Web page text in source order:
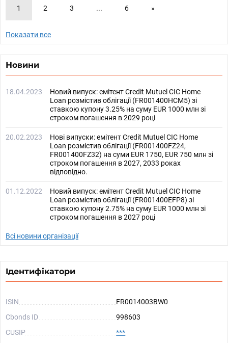
1 2 3 ... 6 »
Показати все
Новини
18.04.2023
Новий випуск: емітент Credit Mutuel CIC Home
Loan розмістив облігації (FR001400HCM5) зі
ставкою купону 3.25% на суму EUR 1000 млн зі
строком погашення в 2029 році
20.02.2023
Нові випуски: емітент Credit Mutuel CIC Home
Loan розмістив облігації (FR001400FZ24,
FR001400FZ32) на суми EUR 1750, EUR 750 млн зі
строком погашення в 2027, 2033 роках
відповідно.
01.12.2022
Новий випуск: емітент Credit Mutuel CIC Home
Loan розмістив облігації (FR001400EFP8) зі
ставкою купону 2.75% на суму EUR 1000 млн зі
строком погашення в 2027 році
Всі новини організації
Ідентифікатори
ISIN
FR0014003BW0
Cbonds ID
998603
CUSIP
***